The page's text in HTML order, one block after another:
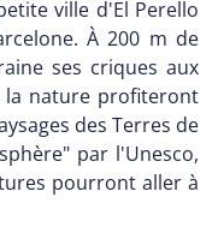
ville d'El Perello
À 200 m de
ses criques aux
la nature profiteront
des Terres de
par l'Unesco,
pourront aller à